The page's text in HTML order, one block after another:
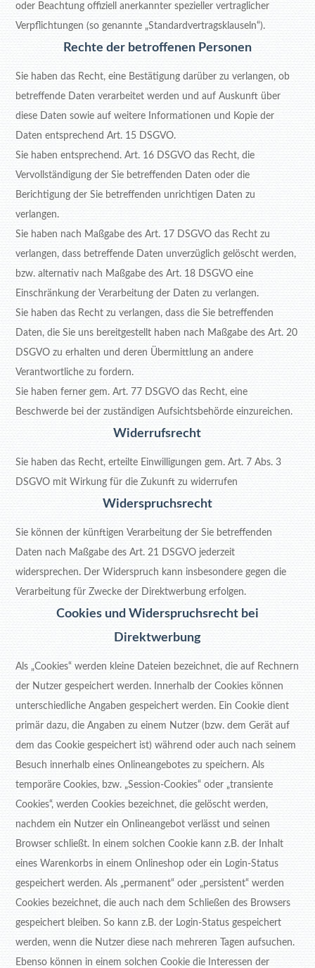
oder Beachtung offiziell anerkannter spezieller vertraglicher
Verpflichtungen (so genannte „Standardvertragsklauseln“).
Rechte der betroffenen Personen
Sie haben das Recht, eine Bestätigung darüber zu verlangen, ob
betreffende Daten verarbeitet werden und auf Auskunft über
diese Daten sowie auf weitere Informationen und Kopie der
Daten entsprechend Art. 15 DSGVO.
Sie haben entsprechend. Art. 16 DSGVO das Recht, die
Vervollständigung der Sie betreffenden Daten oder die
Berichtigung der Sie betreffenden unrichtigen Daten zu
verlangen.
Sie haben nach Maßgabe des Art. 17 DSGVO das Recht zu
verlangen, dass betreffende Daten unverzüglich gelöscht werden,
bzw. alternativ nach Maßgabe des Art. 18 DSGVO eine
Einschränkung der Verarbeitung der Daten zu verlangen.
Sie haben das Recht zu verlangen, dass die Sie betreffenden
Daten, die Sie uns bereitgestellt haben nach Maßgabe des Art. 20
DSGVO zu erhalten und deren Übermittlung an andere
Verantwortliche zu fordern.
Sie haben ferner gem. Art. 77 DSGVO das Recht, eine
Beschwerde bei der zuständigen Aufsichtsbehörde einzureichen.
Widerrufsrecht
Sie haben das Recht, erteilte Einwilligungen gem. Art. 7 Abs. 3
DSGVO mit Wirkung für die Zukunft zu widerrufen
Widerspruchsrecht
Sie können der künftigen Verarbeitung der Sie betreffenden
Daten nach Maßgabe des Art. 21 DSGVO jederzeit
widersprechen. Der Widerspruch kann insbesondere gegen die
Verarbeitung für Zwecke der Direktwerbung erfolgen.
Cookies und Widerspruchsrecht bei
Direktwerbung
Als „Cookies“ werden kleine Dateien bezeichnet, die auf Rechnern
der Nutzer gespeichert werden. Innerhalb der Cookies können
unterschiedliche Angaben gespeichert werden. Ein Cookie dient
primär dazu, die Angaben zu einem Nutzer (bzw. dem Gerät auf
dem das Cookie gespeichert ist) während oder auch nach seinem
Besuch innerhalb eines Onlineangebotes zu speichern. Als
temporäre Cookies, bzw. „Session-Cookies“ oder „transiente
Cookies“, werden Cookies bezeichnet, die gelöscht werden,
nachdem ein Nutzer ein Onlineangebot verlässt und seinen
Browser schließt. In einem solchen Cookie kann z.B. der Inhalt
eines Warenkorbs in einem Onlineshop oder ein Login-Status
gespeichert werden. Als „permanent“ oder „persistent“ werden
Cookies bezeichnet, die auch nach dem Schließen des Browsers
gespeichert bleiben. So kann z.B. der Login-Status gespeichert
werden, wenn die Nutzer diese nach mehreren Tagen aufsuchen.
Ebenso können in einem solchen Cookie die Interessen der